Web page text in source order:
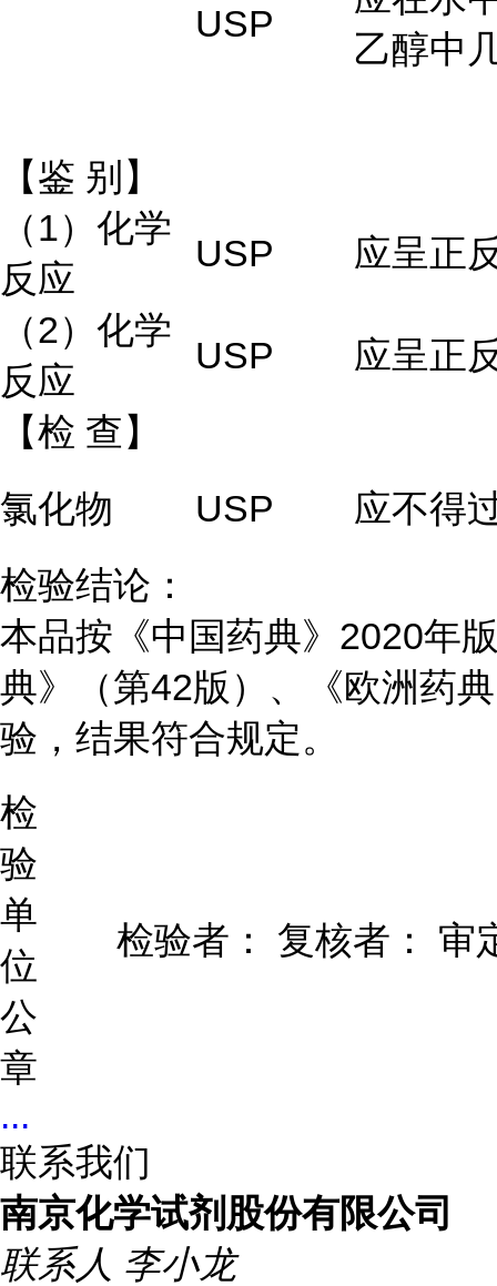
USP
乙醇中
【鉴 别】
（1）化学
反应
USP
应呈正
（2）化学
反应
USP
应呈正
【检 查】
氯化物
USP
应不得
检验结论：
本品按《中国药典》2020年
典》（第42版）、《欧洲药
验，结果符合规定。
检
验
单
位
公
章
检验者： 复核者： 审
...
联系我们
南京化学试剂股份有限公司
联系人 李小龙